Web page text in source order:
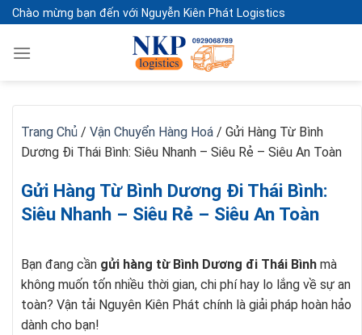
Skip
to
content
Chào mừng bạn đến với Nguyễn Kiên Phát Logistics
Trang Chủ / Vận Chuyển Hàng Hoá / Gửi Hàng Từ Bình
Dương Đi Thái Bình: Siêu Nhanh – Siêu Rẻ – Siêu An Toàn
Gửi Hàng Từ Bình Dương Đi Thái Bình:
Siêu Nhanh – Siêu Rẻ – Siêu An Toàn
Bạn đang cần gửi hàng từ Bình Dương đi Thái Bình mà
không muốn tốn nhiều thời gian, chi phí hay lo lắng về sự an
toàn? Vận tải Nguyên Kiên Phát chính là giải pháp hoàn hảo
dành cho bạn!